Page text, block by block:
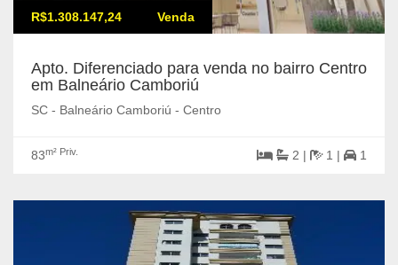
R$1.308.147,24 Venda
Apto. Diferenciado para venda no bairro Centro
em Balneário Camboriú
SC - Balneário Camboriú - Centro
83m² Priv. 2 | 1 | 1